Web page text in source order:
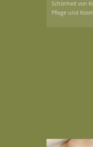
Schönheit von
Pflege und